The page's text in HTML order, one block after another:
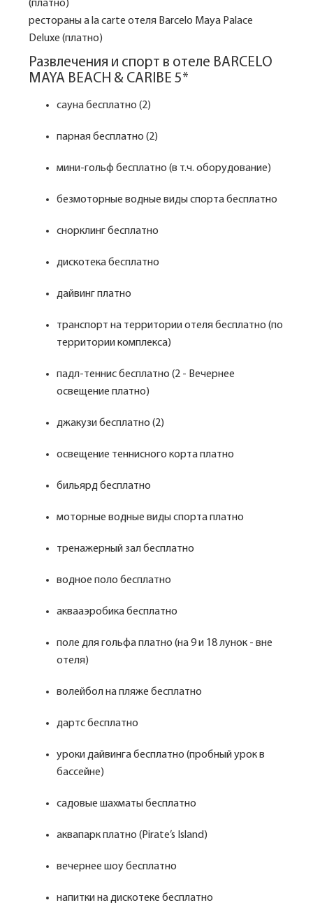
(платно)
рестораны a la carte отеля Barcelo Maya Palace
Deluxe (платно)
Развлечения и спорт в отеле BARCELO
MAYA BEACH & CARIBE 5*
сауна бесплатно (2)
парная бесплатно (2)
мини-гольф бесплатно (в т.ч. оборудование)
безмоторные водные виды спорта бесплатно
снорклинг бесплатно
дискотека бесплатно
дайвинг платно
транспорт на территории отеля бесплатно (по
территории комплекса)
падл-теннис бесплатно (2 - Вечернее
освещение платно)
джакузи бесплатно (2)
освещение теннисного корта платно
бильярд бесплатно
моторные водные виды спорта платно
тренажерный зал бесплатно
водное поло бесплатно
аквааэробика бесплатно
поле для гольфа платно (на 9 и 18 лунок - вне
отеля)
волейбол на пляже бесплатно
дартс бесплатно
уроки дайвинга бесплатно (пробный урок в
бассейне)
садовые шахматы бесплатно
аквапарк платно (Pirate’s Island)
вечернее шоу бесплатно
напитки на дискотеке бесплатно